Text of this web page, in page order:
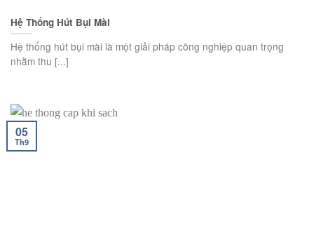
Hệ Thống Hút Bụi Mài
Hệ thống hút bụi mài là một giải pháp công nghiệp quan trọng
nhằm thu [...]
05
Th9